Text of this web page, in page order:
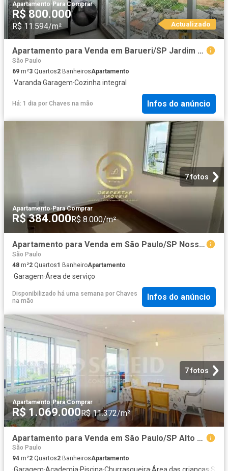
Apartamento· Para Comprar
R$ 800.000
R$ 11.594/m² Actualizado
Apartamento para Venda em Barueri/SP Jardim Timbauhy 3 Quartos
São Paulo
69 m²3 Quartos2 BanheirosApartamento
·Varanda·Garagem·Cozinha integral
Há: 1 dia por Chaves na mão Infos do anúncio
7 fotos
Apartamento·Para Comprar
R$ 384.000R$ 8.000/m²
Apartamento para Venda em São Paulo/SP Nossa Senhora do Ó 2 Quartos
São Paulo
48 m²2 Quartos1 BanheiroApartamento
·Garagem·Área de serviço
Disponibilizado há uma semana por Chaves
na mão
Infos do anúncio
7 fotos
Apartamento·Para Comprar
R$ 1.069.000R$ 11.372/m²
Apartamento para Venda em São Paulo/SP Alto da Boa Vista 2 Quartos
São Paulo
94 m²2 Quartos2 BanheirosApartamento